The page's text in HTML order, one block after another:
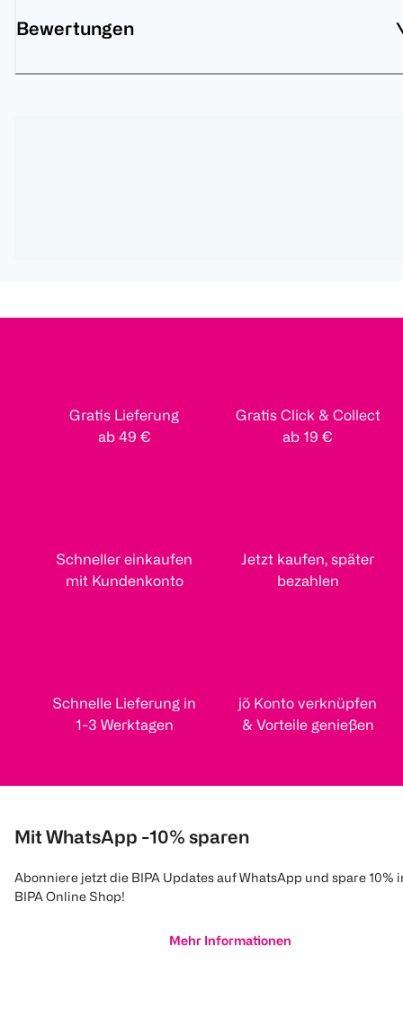
Bewertungen
Gratis Lieferung
ab 49 €
Gratis Click & Collect
ab 19 €
Schneller einkaufen
mit Kundenkonto
Jetzt kaufen, später
bezahlen
Schnelle Lieferung in
1-3 Werktagen
jö Konto verknüpfen
& Vorteile genießen
Mit WhatsApp -10% sparen
Abonniere jetzt die BIPA Updates auf WhatsApp und spare 10%
BIPA Online Shop!
Mehr Informationen